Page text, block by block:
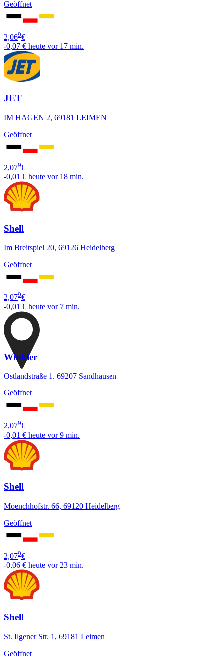
Geöffnet
2,069€
-0,07 € heute vor 17 min.
JET
IM HAGEN 2, 69181 LEIMEN
Geöffnet
2,079€
-0,01 € heute vor 18 min.
Shell
Im Breitspiel 20, 69126 Heidelberg
Geöffnet
2,079€
-0,01 € heute vor 7 min.
Winkler
Ostlandstraße 1, 69207 Sandhausen
Geöffnet
2,079€
-0,01 € heute vor 9 min.
Shell
Moenchhofstr. 66, 69120 Heidelberg
Geöffnet
2,079€
-0,06 € heute vor 23 min.
Shell
St. Ilgener Str. 1, 69181 Leimen
Geöffnet